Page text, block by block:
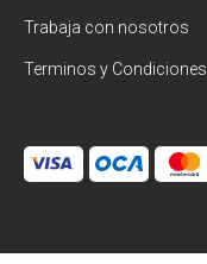
Trabaja con nosotros
Terminos y Condiciones